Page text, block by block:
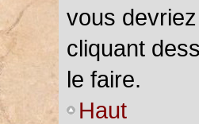
vous
cliquant
le faire.
Haut